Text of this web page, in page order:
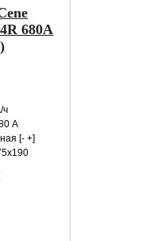
680A
ч
А
[- +]